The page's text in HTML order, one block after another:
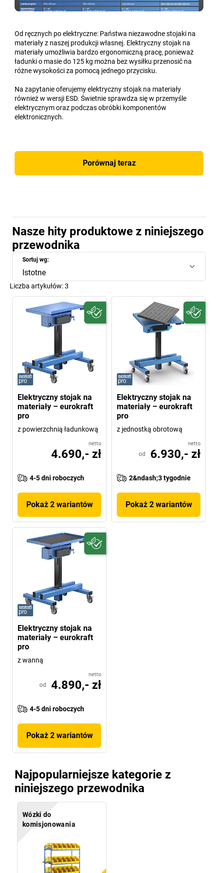
Od ręcznych po elektryczne: Państwa niezawodne stojaki na
materiały z naszej produkcji własnej. Elektryczny stojak na
materiały umożliwia bardzo ergonomiczną pracę, ponieważ
ładunki o masie do 125 kg można bez wysiłku przenosić na
różne wysokości za pomocą jednego przycisku.
Na zapytanie oferujemy elektryczny stojak na materiały
również w wersji ESD. Świetnie sprawdza się w przemyśle
elektrycznym oraz podczas obróbki komponentów
elektronicznych.
Porównaj teraz
Nasze hity produktowe z niniejszego
przewodnika
Sortuj wg:
Istotne
Liczba artykułów:3
Elektryczny stojak na
materiały – eurokraft
pro
z powierzchnią ładunkową
netto
4.690,- zł
4-5 dni roboczych
Pokaż 2 wariantów
Elektryczny stojak na
materiały – eurokraft
pro
z jednostką obrotową
netto
od 6.930,- zł
2&ndash;3 tygodnie
Pokaż 2 wariantów
Elektryczny stojak na
materiały – eurokraft
pro
z wanną
netto
od 4.890,- zł
4-5 dni roboczych
Pokaż 2 wariantów
Najpopularniejsze kategorie z
niniejszego przewodnika
Wózki do
komisjonowania